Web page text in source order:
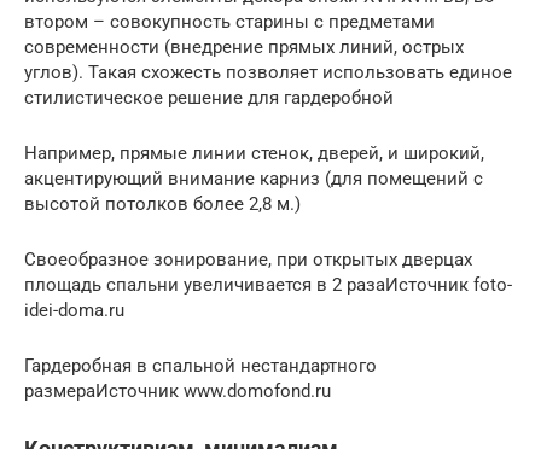
втором – совокупность старины с предметами
современности (внедрение прямых линий, острых
углов). Такая схожесть позволяет использовать единое
стилистическое решение для гардеробной
Например, прямые линии стенок, дверей, и широкий,
акцентирующий внимание карниз (для помещений с
высотой потолков более 2,8 м.)
Своеобразное зонирование, при открытых дверцах
площадь спальни увеличивается в 2 разаИсточник foto-
idei-doma.ru
Гардеробная в спальной нестандартного
размераИсточник www.domofond.ru